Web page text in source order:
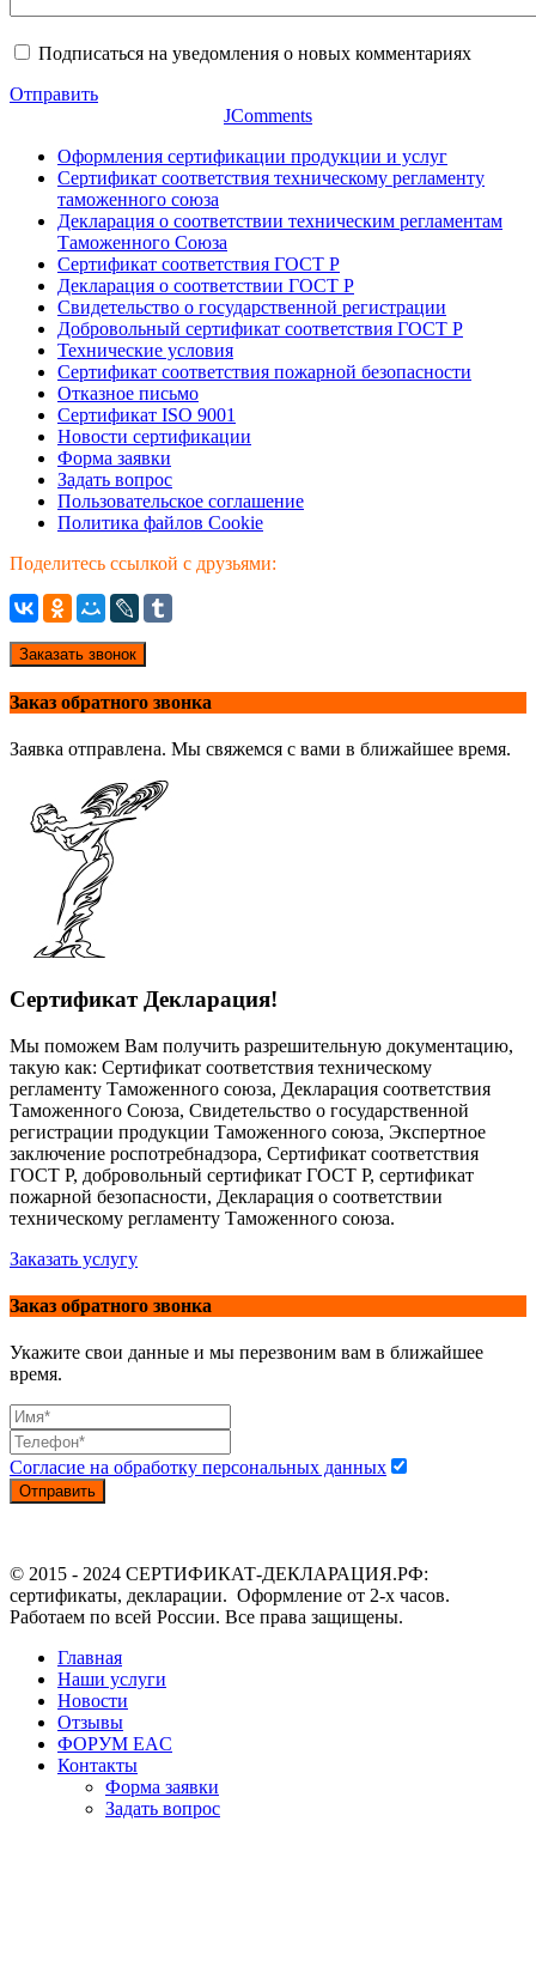
Подписаться на уведомления о новых комментариях
Отправить
JComments
Оформления сертификации продукции и услуг
Сертификат соответствия техническому регламенту
таможенного союза
Декларация о соответствии техническим регламентам
Таможенного Союза
Сертификат соответствия ГОСТ Р
Декларация о соответствии ГОСТ Р
Свидетельство о государственной регистрации
Добровольный сертификат соответствия ГОСТ Р
Технические условия
Сертификат соответствия пожарной безопасности
Отказное письмо
Сертификат ISO 9001
Новости сертификации
Форма заявки
Задать вопрос
Пользовательское соглашение
Политика файлов Cookie
Поделитесь ссылкой с друзьями:
Заказать звонок
Заказ обратного звонка
Заявка отправлена. Мы свяжемся с вами в ближайшее время.
Сертификат Декларация!
Мы поможем Вам получить разрешительную документацию,
такую как: Сертификат соответствия техническому
регламенту Таможенного союза, Декларация соответствия
Таможенного Союза, Свидетельство о государственной
регистрации продукции Таможенного союза, Экспертное
заключение роспотребнадзора, Сертификат соответствия
ГОСТ Р, добровольный сертификат ГОСТ Р, сертификат
пожарной безопасности, Декларация о соответствии
техническому регламенту Таможенного союза.
Заказать услугу
Заказ обратного звонка
Укажите свои данные и мы перезвоним вам в ближайшее
время.
Согласие на обработку персональных данных
Отправить
© 2015 - 2024 СЕРТИФИКАТ-ДЕКЛАРАЦИЯ.РФ:
сертификаты, декларации. Оформление от 2-х часов.
Работаем по всей России. Все права защищены.
Главная
Наши услуги
Новости
Отзывы
ФОРУМ EAC
Контакты
Форма заявки
Задать вопрос